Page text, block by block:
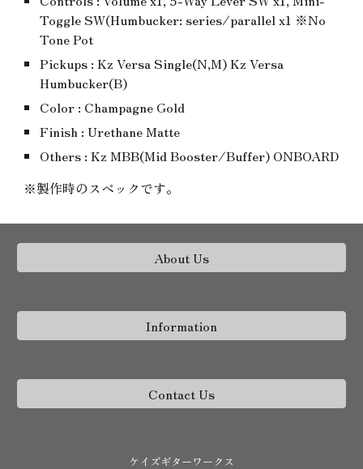
Toggle SW(Humbucker: series/parallel x1 ※No
Tone Pot
Pickups : Kz Versa Single(N,M) Kz Versa
Humbucker(B)
Color : Champagne Gold
Finish : Urethane Matte
Others : Kz MBB(Mid Booster/Buffer) ONBOARD
※製作時のスペックです。
About Us
Information
Contact Us
ケイズギターワークス